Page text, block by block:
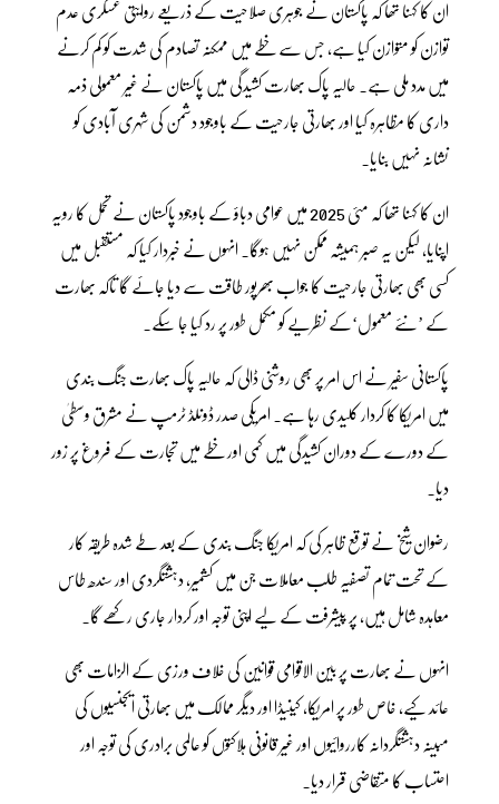
ان کا کہنا تھا کہ پاکستان نے جوہری صلاحیت کے ذریعے روایتی عسکری عدم
توازن کو متوازن کیا ہے، جس سے خطے میں ممکنہ تصادم کی شدت کو کم کرنے
میں مدد ملی ہے۔ حالیہ پاک بھارت کشیدگی میں پاکستان نے غیر معمولی ذمہ
داری کا مظاہرہ کیا اور بھارتی جارحیت کے باوجود دشمن کی شہری آبادی کو
نشانہ نہیں بنایا۔
ان کا کہنا تھا کہ مئی 2025 میں عوامی دباؤ کے باوجود پاکستان نے تحمل کا رویہ
اپنایا، لیکن یہ صبر ہمیشہ ممکن نہیں ہوگا۔ انہوں نے خبردار کیا کہ مستقبل میں
کسی بھی بھارتی جارحیت کا جواب بھرپور طاقت سے دیا جائے گا تاکہ بھارت
کے ’نئے معمول‘کے نظریے کو مکمل طور پر رد کیا جا سکے۔
پاکستانی سفیر نے اس امر پر بھی روشنی ڈالی کہ حالیہ پاک بھارت جنگ بندی
میں امریکا کا کردار کلیدی رہا ہے۔ امریکی صدر ڈونلڈ ٹرمپ نے مشرق وسطیٰ
کے دورے کے دوران کشیدگی میں کمی اور خطے میں تجارت کے فروغ پر زور
دیا۔
رضوان شیخ نے توقع ظاہر کی کہ امریکا جنگ بندی کے بعد طے شدہ طریقہ کار
کے تحت تمام تصفیہ طلب معاملات جن میں کشمیر، دہشتگردی اور سندھ طاس
معاہدہ شامل ہیں، پر پیشرفت کے لیے اپنی توجہ اور کردار جاری رکھے گا۔
انہوں نے بھارت پر بین الاقوامی قوانین کی خلاف ورزی کے الزامات بھی
عائد کیے، خاص طور پر امریکا، کینیڈا اور دیگر ممالک میں بھارتی ایجنسیوں کی
مبینہ دہشتگردانہ کارروائیوں اور غیر قانونی ہلاکتوں کو عالمی برادری کی توجہ اور
احتساب کا متقاضی قرار دیا۔